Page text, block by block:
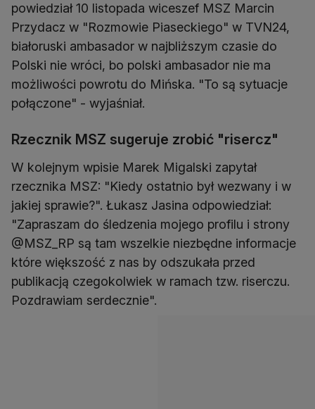
powiedział 10 listopada wiceszef MSZ Marcin
Przydacz w "Rozmowie Piaseckiego" w TVN24,
białoruski ambasador w najbliższym czasie do
Polski nie wróci, bo polski ambasador nie ma
możliwości powrotu do Mińska. "To są sytuacje
połączone" - wyjaśniał.
Rzecznik MSZ sugeruje zrobić "risercz"
W kolejnym wpisie Marek Migalski zapytał
rzecznika MSZ: "Kiedy ostatnio był wezwany i w
jakiej sprawie?". Łukasz Jasina odpowiedział:
"Zapraszam do śledzenia mojego profilu i strony
@MSZ_RP są tam wszelkie niezbędne informacje
które większość z nas by odszukała przed
publikacją czegokolwiek w ramach tzw. riserczu.
Pozdrawiam serdecznie".